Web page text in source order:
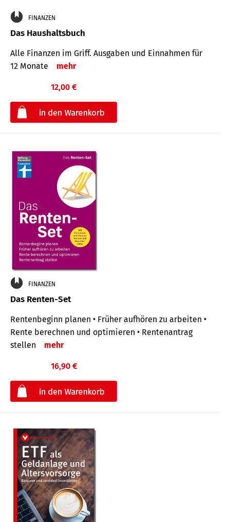
FINANZEN
Das Haushaltsbuch
Alle Finanzen im Griff. Aus­gaben und Ein­nahmen für
12 Monate
mehr
12,00 €
FINANZEN
Das Renten-Set
Rentenbeginn planen • Früher aufhören zu arbeiten •
Rente berechnen und optimieren • Rentenantrag
stellen
mehr
16,90 €